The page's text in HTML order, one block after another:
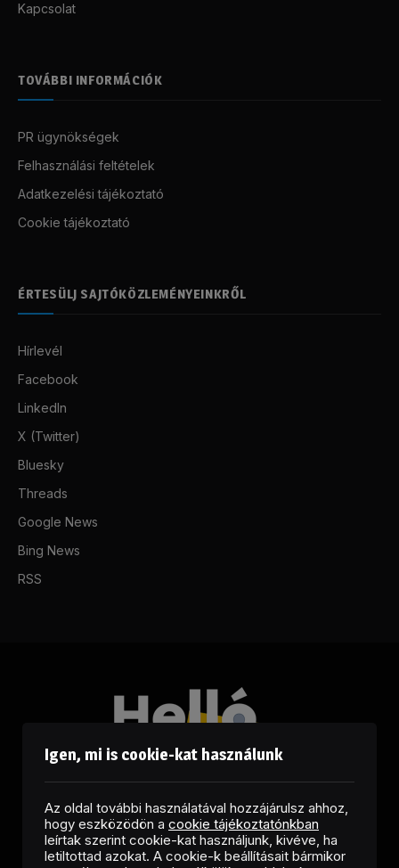
Kapcsolat
TOVÁBBI INFORMÁCIÓK
PR ügynökségek
Felhasználási feltételek
Adatkezelési tájékoztató
Cookie tájékoztató
ÉRTESÜLJ SAJTÓKÖZLEMÉNYEINKRŐL
Hírlevél
Facebook
LinkedIn
X (Twitter)
Bluesky
Threads
Google News
Bing News
RSS
Igen, mi is cookie-kat használunk
Az oldal további használatával hozzájárulsz ahhoz,
hogy eszközödön a cookie tájékoztatónkban
leírtak szerint cookie-kat használjunk, kivéve, ha
letiltottad azokat. A cookie-k beállításait bármikor